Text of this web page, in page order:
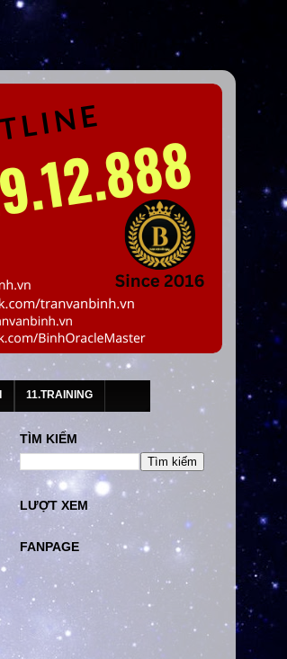
11.TRAINING
TÌM KIẾM
LƯỢT XEM
FANPAGE